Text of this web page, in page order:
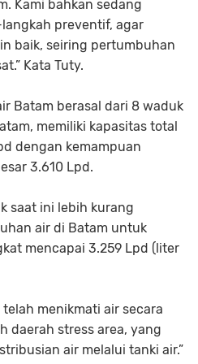
Kami bahkan sedang
preventif, agar
baik, seiring pertumbuhan
Kata Tuty.
Batam berasal dari 8 waduk
memiliki kapasitas total
dengan kemampuan
3.610 Lpd.
saat ini lebih kurang
air di Batam untuk
mencapai 3.259 Lpd (liter
telah menikmati air secara
daerah stress area, yang
air melalui tanki air.”